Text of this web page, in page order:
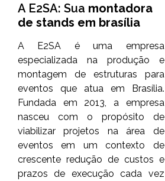
A E2SA: Sua montadora
de stands em brasília
A E2SA é uma empresa
especializada na produção e
montagem de estruturas para
eventos que atua em Brasília.
Fundada em 2013, a empresa
nasceu com o propósito de
viabilizar projetos na área de
eventos em um contexto de
crescente redução de custos e
prazos de execução cada vez